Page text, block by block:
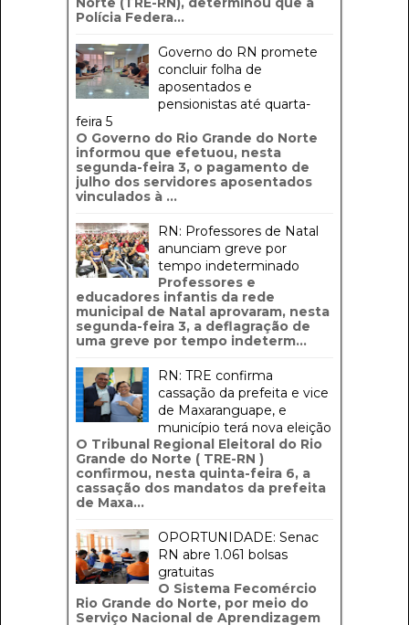
Polícia Federa...
Governo do RN promete
concluir folha de
aposentados e
pensionistas até quarta-
feira 5
O Governo do Rio Grande do Norte
informou que efetuou, nesta
segunda-feira 3, o pagamento de
julho dos servidores aposentados
vinculados à ...
RN: Professores de Natal
anunciam greve por
tempo indeterminado
Professores e
educadores infantis da rede
municipal de Natal aprovaram, nesta
segunda-feira 3, a deflagração de
uma greve por tempo indeterm...
RN: TRE confirma
cassação da prefeita e vice
de Maxaranguape, e
município terá nova eleição
O Tribunal Regional Eleitoral do Rio
Grande do Norte ( TRE-RN )
confirmou, nesta quinta-feira 6, a
cassação dos mandatos da prefeita
de Maxa...
OPORTUNIDADE: Senac
RN abre 1.061 bolsas
gratuitas
O Sistema Fecomércio
Rio Grande do Norte, por meio do
Serviço Nacional de Aprendizagem